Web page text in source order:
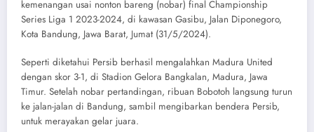
kemenangan usai nonton bareng (nobar) final Championship
Series Liga 1 2023-2024, di kawasan Gasibu, Jalan Diponegoro,
Kota Bandung, Jawa Barat, Jumat (31/5/2024).
Seperti diketahui Persib berhasil mengalahkan Madura United
dengan skor 3-1, di Stadion Gelora Bangkalan, Madura, Jawa
Timur. Setelah nobar pertandingan, ribuan Bobotoh langsung turun
ke jalan-jalan di Bandung, sambil mengibarkan bendera Persib,
untuk merayakan gelar juara.